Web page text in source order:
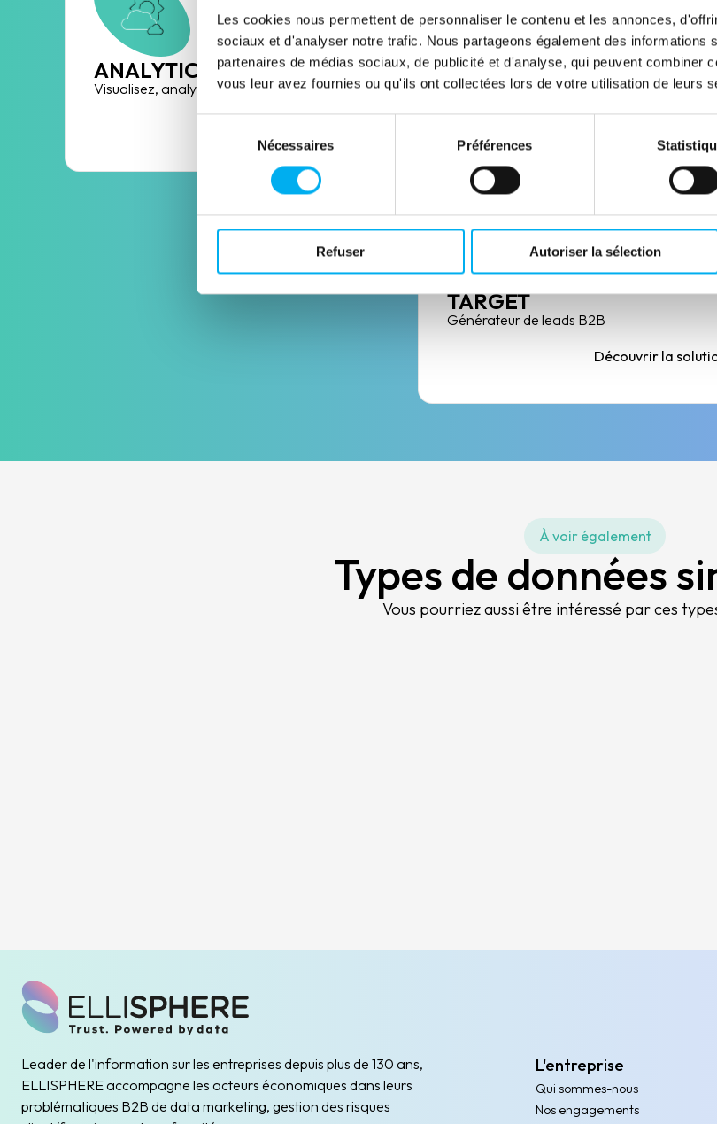
Les cookies nous permettent de personnaliser le contenu et les annonces,
sociaux et d'analyser notre trafic. Nous partageons également des informations
partenaires de médias sociaux, de publicité et d'analyse, qui peuvent combiner
vous leur avez fournies ou qu'ils ont collectées lors de votre utilisation de leurs
consentement
Nécessaires Préférences
Refuser Autoriser la sélection
ANALYTICS
Visualisez, analysez et pilotez
CONNECT
Enrichissement des données HubSpot
TARGET
Générateur de leads B2B
Découvrir la
À voir également
Types de données
Vous pourriez aussi être intéressé par ces
Leader de l'information sur les entreprises depuis plus de 130 ans,
ELLISPHERE accompagne les acteurs économiques dans leurs
problématiques B2B de data marketing, gestion des risques
L'entreprise
Qui sommes-nous
Nos engagements